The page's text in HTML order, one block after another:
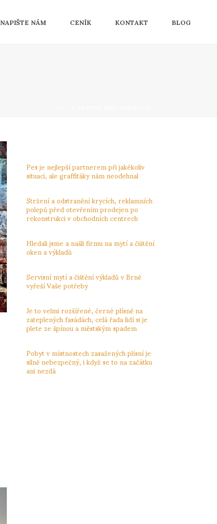
NAPIŠTE NÁM CENÍK KONTAKT BLOG
Pes je nejlepší partnerem při jakékoliv
situaci, ale graffitáky nám neodehnal
Stržení a odstranění krycích, reklamních
polepů před otevřením prodejen po
rekonstrukci v obchodních centrech
Hledali jsme a našli firmu na mytí a čištění
oken a výkladů
Servisní mytí a čištění výkladů v Brně
vyřeší Vaše potřeby
Je to velmi rozšířené, černé plísně na
zateplených fasádách, celá řada lidí si je
plete ze špínou a městským spadem
Pobyt v místnostech zasažených plísní je
silně nebezpečný, i když se to na začátku
ani nezdá